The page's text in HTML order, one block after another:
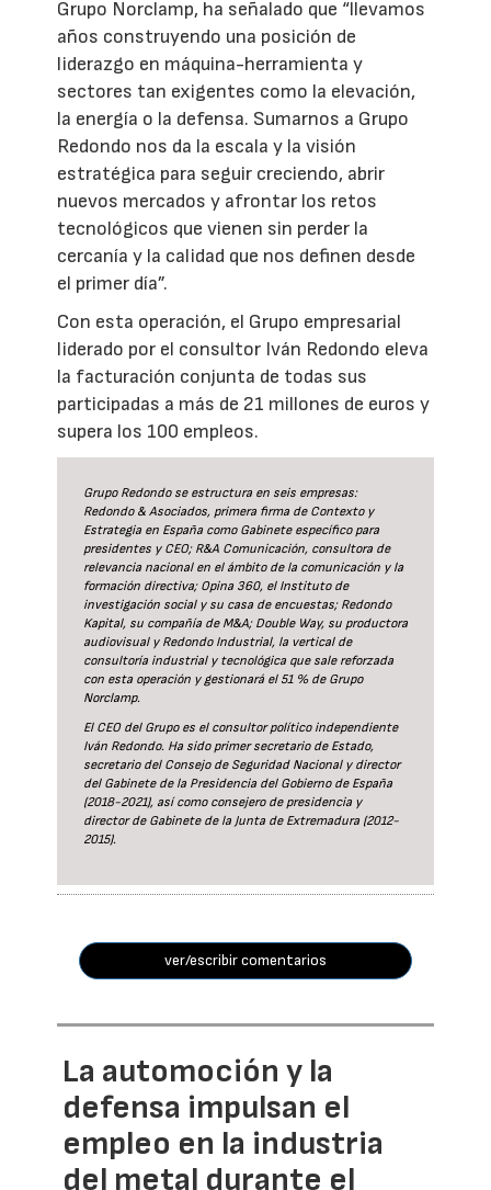
Grupo Norclamp, ha señalado que “llevamos
años construyendo una posición de
liderazgo en máquina-herramienta y
sectores tan exigentes como la elevación,
la energía o la defensa. Sumarnos a Grupo
Redondo nos da la escala y la visión
estratégica para seguir creciendo, abrir
nuevos mercados y afrontar los retos
tecnológicos que vienen sin perder la
cercanía y la calidad que nos definen desde
el primer día”.
Con esta operación, el Grupo empresarial
liderado por el consultor Iván Redondo eleva
la facturación conjunta de todas sus
participadas a más de 21 millones de euros y
supera los 100 empleos.
Grupo Redondo se estructura en seis empresas:
Redondo & Asociados, primera firma de Contexto y
Estrategia en España como Gabinete específico para
presidentes y CEO; R&A Comunicación, consultora de
relevancia nacional en el ámbito de la comunicación y la
formación directiva; Opina 360, el Instituto de
investigación social y su casa de encuestas; Redondo
Kapital, su compañía de M&A; Double Way, su productora
audiovisual y Redondo Industrial, la vertical de
consultoría industrial y tecnológica que sale reforzada
con esta operación y gestionará el 51 % de Grupo
Norclamp.
El CEO del Grupo es el consultor político independiente
Iván Redondo. Ha sido primer secretario de Estado,
secretario del Consejo de Seguridad Nacional y director
del Gabinete de la Presidencia del Gobierno de España
(2018-2021), así como consejero de presidencia y
director de Gabinete de la Junta de Extremadura (2012-
2015).
ver/escribir comentarios
La automoción y la
defensa impulsan el
empleo en la industria
del metal durante el